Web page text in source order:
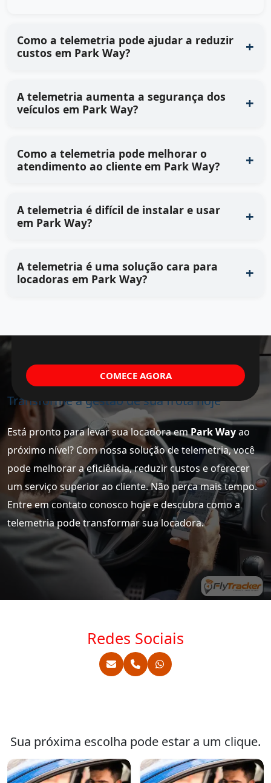
Como a telemetria pode ajudar a reduzir
custos em Park Way?
A telemetria aumenta a segurança dos
veículos em Park Way?
Como a telemetria pode melhorar o
atendimento ao cliente em Park Way?
A telemetria é difícil de instalar e usar
em Park Way?
A telemetria é uma solução cara para
locadoras em Park Way?
Transforme a gestão de sua frota hoje
Está pronto para levar sua locadora emPark Wayao
próximo nível? Com nossa solução de telemetria, você
pode melhorar a eficiência, reduzir custos e oferecer
um serviço superior ao cliente. Não perca mais tempo.
Entre em contato conosco hoje e descubra como a
telemetria pode transformar sua locadora.
COMECE AGORA
Redes Sociais
Sua próxima escolha pode estar a um clique.